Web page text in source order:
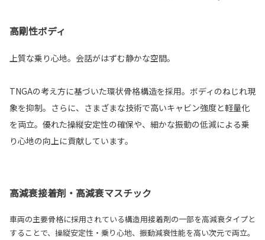
高剛性ボディ
上質な乗り心地。会話がはずむ静かな空間。
TNGAの考え方に基づいた環状骨格構造を採用。ボディのねじれ現
象を抑制。さらに、さまざまな技術で高いキャビン強度と軽量化
を両立。優れた操縦安定性の確保や、細かな振動の低減による乗
り心地の向上に貢献しています。
高減衰接着剤・高減衰マスチック
車両の主要骨格に採用されている構造用接着剤の一部を高減衰タイプと
することで、操縦安定性・乗り心地、振動減衰性能を高い次元で両立。